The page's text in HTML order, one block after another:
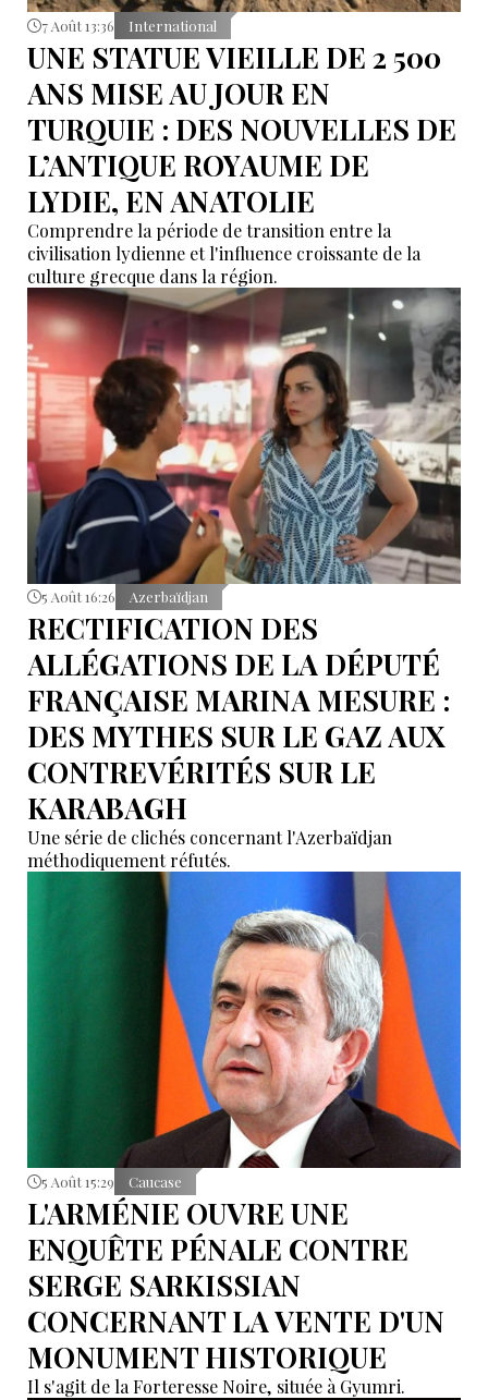
7 Août 13:36 International
UNE STATUE VIEILLE DE 2 500
ANS MISE AU JOUR EN
TURQUIE : DES NOUVELLES DE
L’ANTIQUE ROYAUME DE
LYDIE, EN ANATOLIE
Comprendre la période de transition entre la
civilisation lydienne et l'influence croissante de la
culture grecque dans la région.
5 Août 16:26 Azerbaïdjan
RECTIFICATION DES
ALLÉGATIONS DE LA DÉPUTÉ
FRANÇAISE MARINA MESURE :
DES MYTHES SUR LE GAZ AUX
CONTREVÉRITÉS SUR LE
KARABAGH
Une série de clichés concernant l'Azerbaïdjan
méthodiquement réfutés.
5 Août 15:29 Caucase
L'ARMÉNIE OUVRE UNE
ENQUÊTE PÉNALE CONTRE
SERGE SARKISSIAN
CONCERNANT LA VENTE D'UN
MONUMENT HISTORIQUE
Il s'agit de la Forteresse Noire, située à Gyumri.